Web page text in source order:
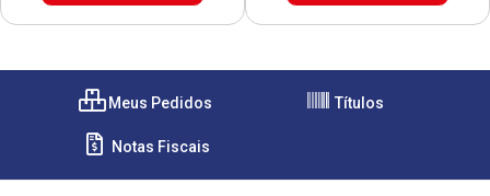
Meus Pedidos Títulos
Notas Fiscais